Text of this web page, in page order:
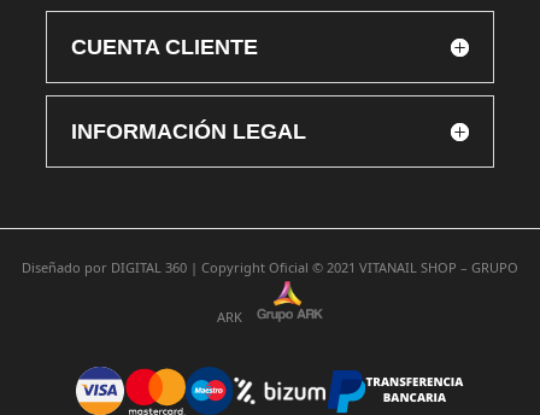
CUENTA CLIENTE
INFORMACIÓN LEGAL
Diseñado por DIGITAL 360 | Copyright Oficial © 2021 VITANAIL SHOP – GRUPO
ARK